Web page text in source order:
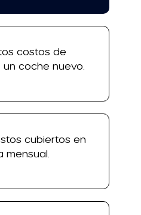
costos de
coche nuevo.
cubiertos en
mensual.